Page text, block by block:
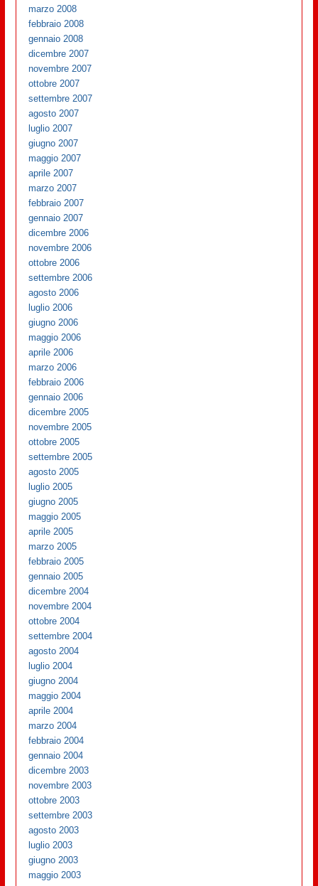
marzo 2008
febbraio 2008
gennaio 2008
dicembre 2007
novembre 2007
ottobre 2007
settembre 2007
agosto 2007
luglio 2007
giugno 2007
maggio 2007
aprile 2007
marzo 2007
febbraio 2007
gennaio 2007
dicembre 2006
novembre 2006
ottobre 2006
settembre 2006
agosto 2006
luglio 2006
giugno 2006
maggio 2006
aprile 2006
marzo 2006
febbraio 2006
gennaio 2006
dicembre 2005
novembre 2005
ottobre 2005
settembre 2005
agosto 2005
luglio 2005
giugno 2005
maggio 2005
aprile 2005
marzo 2005
febbraio 2005
gennaio 2005
dicembre 2004
novembre 2004
ottobre 2004
settembre 2004
agosto 2004
luglio 2004
giugno 2004
maggio 2004
aprile 2004
marzo 2004
febbraio 2004
gennaio 2004
dicembre 2003
novembre 2003
ottobre 2003
settembre 2003
agosto 2003
luglio 2003
giugno 2003
maggio 2003